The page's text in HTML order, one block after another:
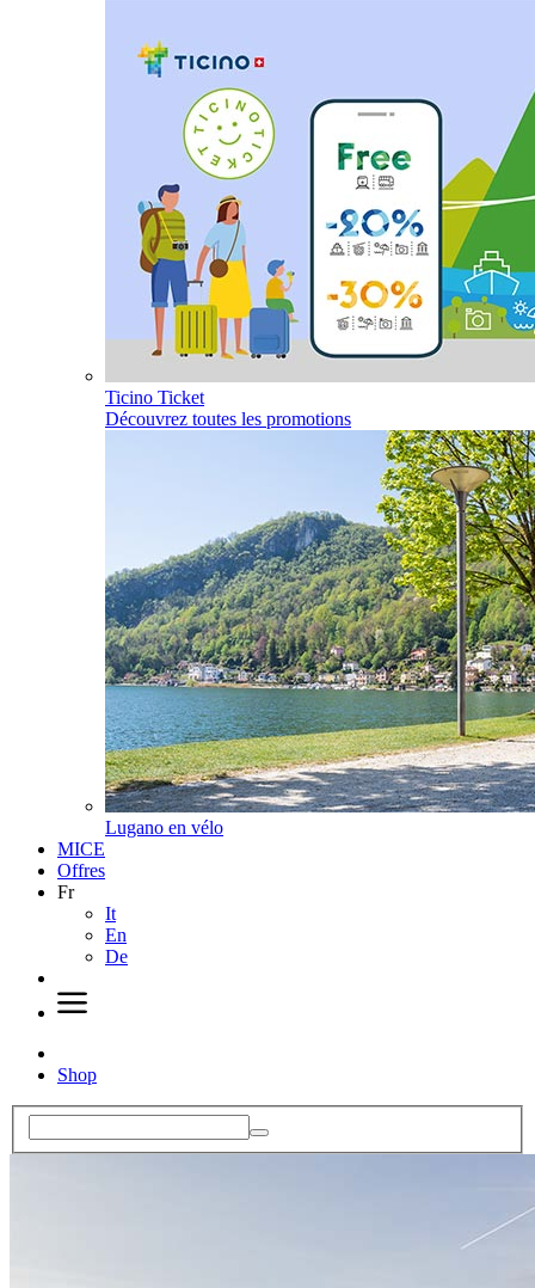
Ticino Ticket
Découvrez toutes les promotions
Lugano en vélo
MICE
Offres
Fr
It
En
De
Shop